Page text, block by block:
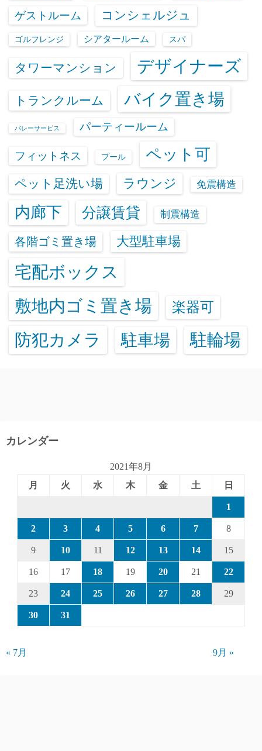
ゲストルーム コンシェルジュ
ゴルフレンジ シアタールーム スパ
タワーマンション デザイナーズ
トランクルーム バイク置き場
バレーサービス パーティールーム
フィットネス プール ペット可
ペット足洗い場 ラウンジ 免震構造
内廊下 分譲賃貸 制震構造
各階ゴミ置き場 大型駐車場
宅配ボックス
敷地内ゴミ置き場
楽器可
防犯カメラ 駐車場 駐輪場
カレンダー
2021年8月
月
火 水 木 金 土 日
1
2 3 4 5 6 7 8
9 10 11 12 13 14 15
16 17 18 19 20 21 22
23 24 25 26 27 28 29
30 31
« 7月 9月 »